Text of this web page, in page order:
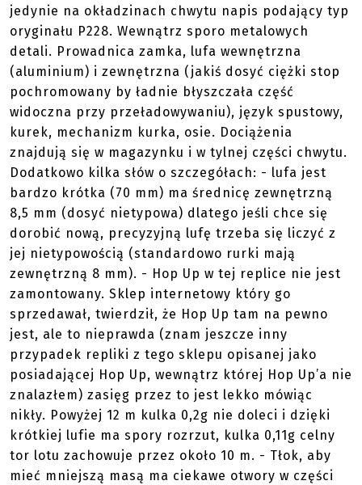
jedynie na okładzinach chwytu napis podający typ
oryginału P228. Wewnątrz sporo metalowych
detali. Prowadnica zamka, lufa wewnętrzna
(aluminium) i zewnętrzna (jakiś dosyć ciężki stop
pochromowany by ładnie błyszczała część
widoczna przy przeładowywaniu), język spustowy,
kurek, mechanizm kurka, osie. Dociążenia
znajdują się w magazynku i w tylnej części chwytu.
Dodatkowo kilka słów o szczegółach: - lufa jest
bardzo krótka (70 mm) ma średnicę zewnętrzną
8,5 mm (dosyć nietypowa) dlatego jeśli chce się
dorobić nową, precyzyjną lufę trzeba się liczyć z
jej nietypowością (standardowo rurki mają
zewnętrzną 8 mm). - Hop Up w tej replice nie jest
zamontowany. Sklep internetowy który go
sprzedawał, twierdził, że Hop Up tam na pewno
jest, ale to nieprawda (znam jeszcze inny
przypadek repliki z tego sklepu opisanej jako
posiadającej Hop Up, wewnątrz której Hop Up’a nie
znalazłem) zasięg przez to jest lekko mówiąc
nikły. Powyżej 12 m kulka 0,2g nie doleci i dzięki
krótkiej lufie ma spory rozrzut, kulka 0,11g celny
tor lotu zachowuje przez około 10 m. - Tłok, aby
mieć mniejszą masą ma ciekawe otwory w części